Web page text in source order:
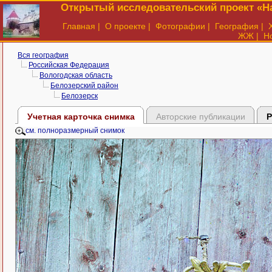
Открытый исследовательский проект
Главная | О проекте | Фотографии | География |
ЖЖ |
Вся география
Российская Федерация
Вологодская область
Белозерский район
Белозерск
Учетная карточка снимка Авторские публикации
см. полноразмерный снимок